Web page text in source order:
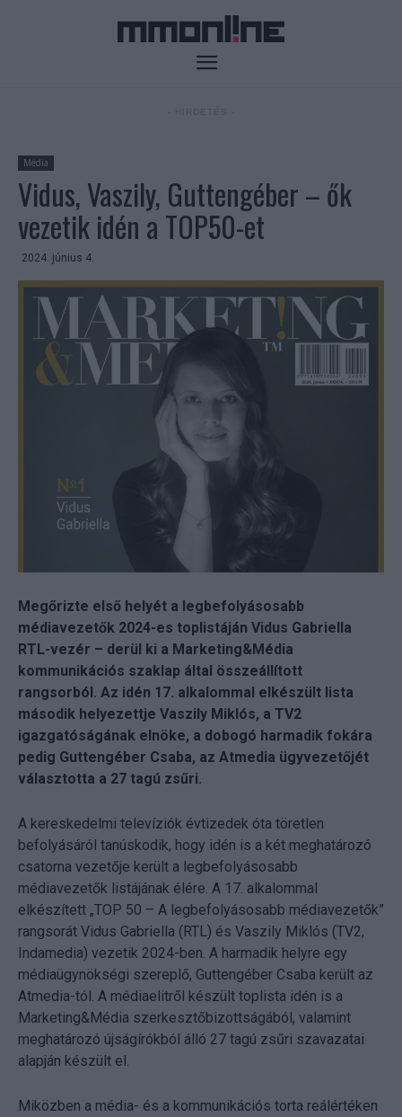
Média
Vidus, Vaszily, Guttengéber – ők
vezetik idén a TOP50-et
2024. június 4.
Megőrizte első helyét a legbefolyásosabb
médiavezetők 2024-es toplistáján Vidus Gabriella
RTL-vezér – derül ki a Marketing&Média
kommunikációs szaklap által összeállított
rangsorból. Az idén 17. alkalommal elkészült lista
második helyezettje Vaszily Miklós, a TV2
igazgatóságának elnöke, a dobogó harmadik fokára
pedig Guttengéber Csaba, az Atmedia ügyvezetőjét
választotta a 27 tagú zsűri.
A kereskedelmi televíziók évtizedek óta töretlen
befolyásáról tanúskodik, hogy idén is a két meghatározó
csatorna vezetője került a legbefolyásosabb
médiavezetők listájának élére. A 17. alkalommal
elkészített „TOP 50 – A legbefolyásosabb médiavezetők”
rangsorát Vidus Gabriella (RTL) és Vaszily Miklós (TV2,
Indamedia) vezetik 2024-ben. A harmadik helyre egy
médiaügynökségi szereplő, Guttengéber Csaba került az
Atmedia-tól. A médiaelitről készült toplista idén is a
Marketing&Média szerkesztőbizottságából, valamint
meghatározó újságírókból álló 27 tagú zsűri szavazatai
alapján készült el.
Miközben a média- és a kommunikációs torta reálértéken